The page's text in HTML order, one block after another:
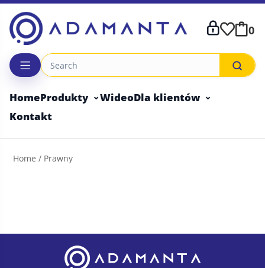
Skip
content
0
HomeProdukty WideoDla klientów
Kontakt
Home / Prawny